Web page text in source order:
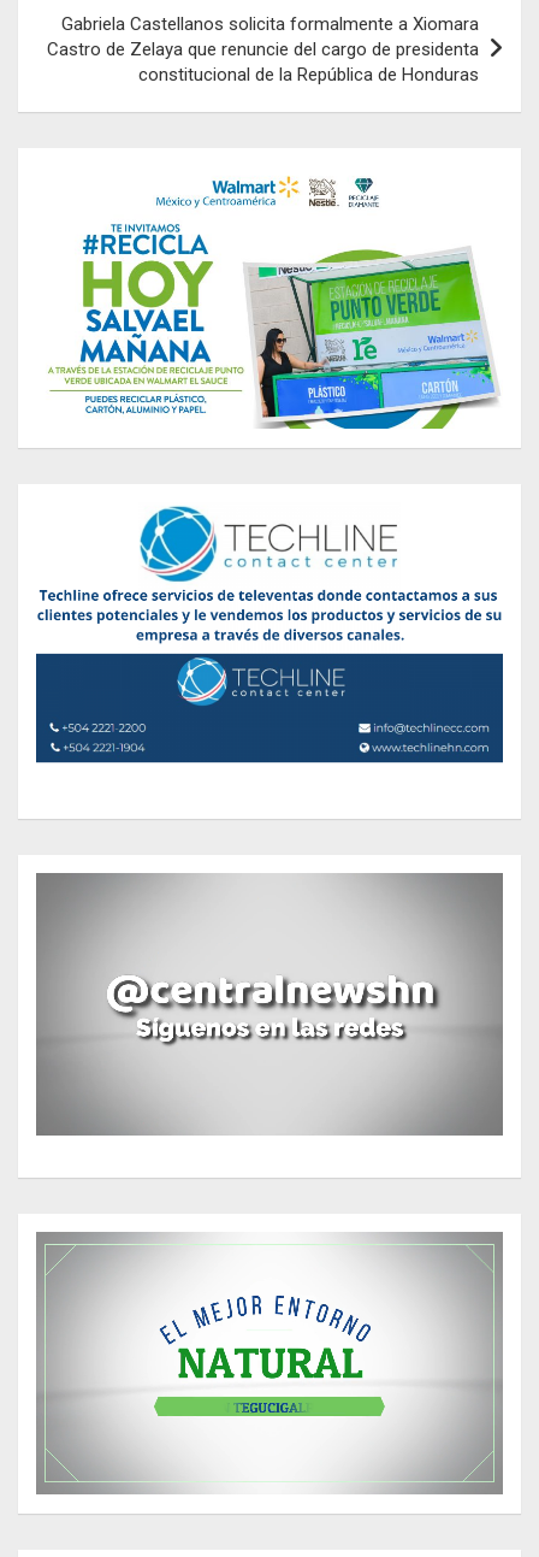
Gabriela Castellanos solicita formalmente a Xiomara
Castro de Zelaya que renuncie del cargo de presidenta
constitucional de la República de Honduras